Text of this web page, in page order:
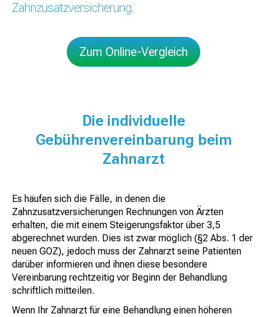
Zahnzusatzversicherung.
Zum Online-Vergleich
Die individuelle
Gebührenvereinbarung beim
Zahnarzt
Es häufen sich die Fälle, in denen die
Zahnzusatzversicherungen Rechnungen von Ärzten
erhalten, die mit einem Steigerungsfaktor über 3,5
abgerechnet wurden. Dies ist zwar möglich (§2 Abs. 1 der
neuen GOZ), jedoch muss der Zahnarzt seine Patienten
darüber informieren und ihnen diese besondere
Vereinbarung rechtzeitig vor Beginn der Behandlung
schriftlich mitteilen.
Wenn Ihr Zahnarzt für eine Behandlung einen höheren